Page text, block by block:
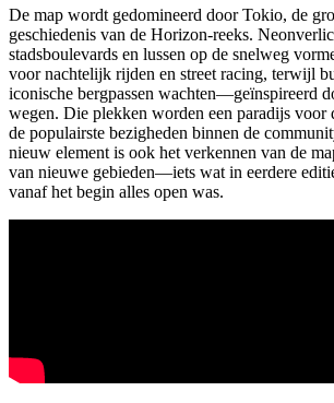
De map wordt gedomineerd door Tokio, de
geschiedenis van de Horizon-reeks.
stadsboulevards en lussen op de snelweg
voor nachtelijk rijden en street racing, terwijl
iconische bergpassen wachten—geïnspireerd
wegen. Die plekken worden een paradijs voor
de populairste bezigheden binnen de
nieuw element is ook het verkennen van de
van nieuwe gebieden—iets wat in eerdere
vanaf het begin alles open was.